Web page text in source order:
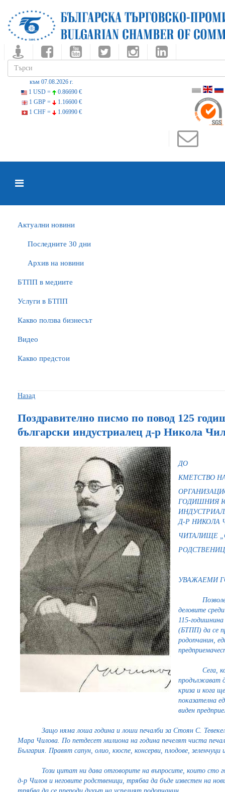
към 07.08.2026 г.
1 USD =
0.86690 €
1 GBP =
1.16600 €
1 CHF =
1.06990 €
Актуални новини
Последните 30 дни
Архив на новини
БTПП в медиите
Услуги в БТПП
Какво ползва бизнесът
Видео
Какво предстои
Назад
Поздравително писмо по повод 125
български индустриалец д-р Никола
ДО
КМЕТСТВО
ГОДИШНИЯ
Д-Р НИКОЛА
ЧИТАЛИЩЕ
УВАЖАЕМИ
деловите
115-
(БТПП) да се
родопчанин,
Сега,
продължават
криза и кога
показателна
виден
Защо няма лоша година и лоши печалби за Стоян С.
Мара Чилова. По петдесет милиона на година печелят чиста
България. Правят сапун, олио, кюспе, консерви, плодове, зеленчуци
Този цитат ни дава отговорите на въпросите, които сто
д-р Чилов и неговите родственици, трябва да бъде известен на